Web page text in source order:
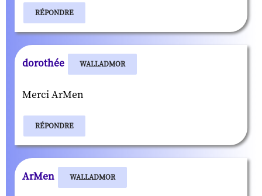
RÉPONDRE
dorothée WALLADMOR
Merci ArMen
RÉPONDRE
ArMen WALLADMOR